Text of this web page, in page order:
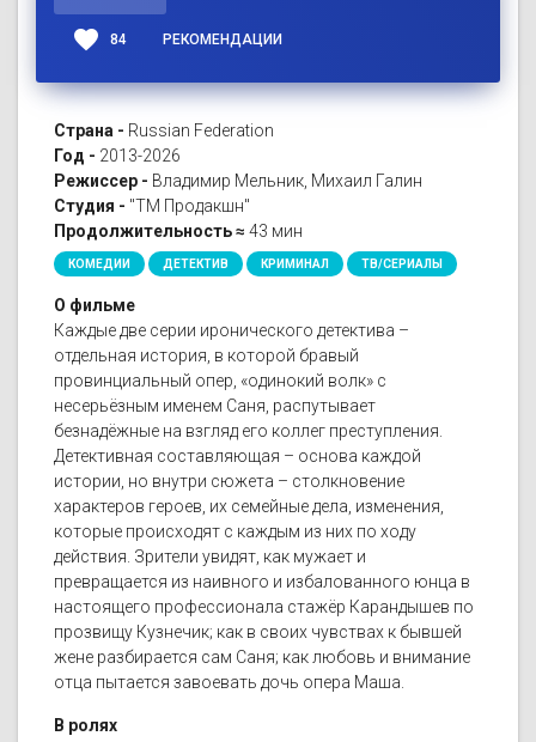
favorite 84 РЕКОМЕНДАЦИИ
Страна - Russian Federation
Год - 2013-2026
Режиссер - Владимир Мельник, Михаил Галин
Студия - "ТМ Продакшн"
Продолжительность ≈ 43 мин
КОМЕДИИ ДЕТЕКТИВ КРИМИНАЛ ТВ/СЕРИАЛЫ
О фильме
Каждые две серии иронического детектива –
отдельная история, в которой бравый
провинциальный опер, «одинокий волк» с
несерьёзным именем Саня, распутывает
безнадёжные на взгляд его коллег преступления.
Детективная составляющая – основа каждой
истории, но внутри сюжета – столкновение
характеров героев, их семейные дела, изменения,
которые происходят с каждым из них по ходу
действия. Зрители увидят, как мужает и
превращается из наивного и избалованного юнца в
настоящего профессионала стажёр Карандышев по
прозвищу Кузнечик; как в своих чувствах к бывшей
жене разбирается сам Саня; как любовь и внимание
отца пытается завоевать дочь опера Маша.
В ролях